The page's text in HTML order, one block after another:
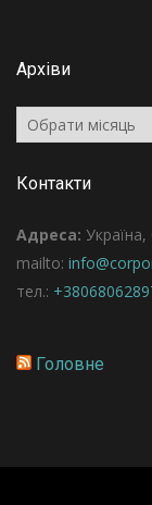
Архіви
Архіви
Контакти
Адреса:
mailto:
тел.:
Головне